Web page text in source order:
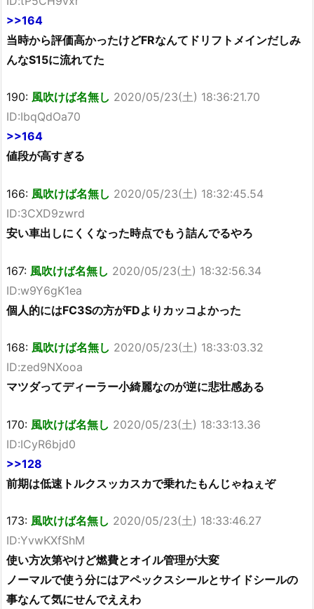
>>164
当時から評価高かったけどFRなんてドリフトメインだしみ
んなS15に流れてた
190: 風吹けば名無し 2020/05/23(土) 18:36:21.70
ID:IbqQdOa70
>>164
値段が高すぎる
166: 風吹けば名無し 2020/05/23(土) 18:32:45.54
ID:3CXD9zwrd
安い車出しにくくなった時点でもう詰んでるやろ
167: 風吹けば名無し 2020/05/23(土) 18:32:56.34
ID:w9Y6gK1ea
個人的にはFC3Sの方がFDよりカッコよかった
168: 風吹けば名無し 2020/05/23(土) 18:33:03.32
ID:zed9NXooa
マツダってディーラー小綺麗なのが逆に悲壮感ある
170: 風吹けば名無し 2020/05/23(土) 18:33:13.36
ID:ICyR6bjd0
>>128
前期は低速トルクスッカスカで乗れたもんじゃねぇぞ
173: 風吹けば名無し 2020/05/23(土) 18:33:46.27
ID:YvwKXfShM
使い方次第やけど燃費とオイル管理が大変
ノーマルで使う分にはアペックスシールとサイドシールの
事なんて気にせんでええわ